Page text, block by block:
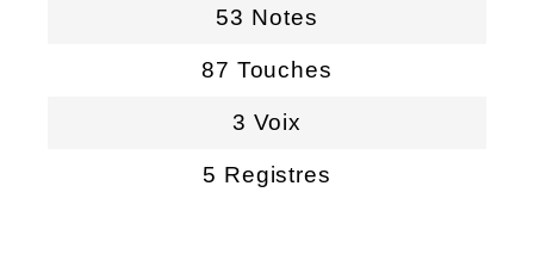
53 Notes
87 Touches
3 Voix
5 Registres